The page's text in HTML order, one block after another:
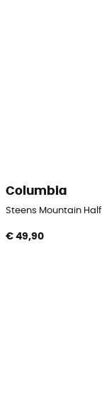
- Heren
Columbia
Steens Mountain
€ 49,90